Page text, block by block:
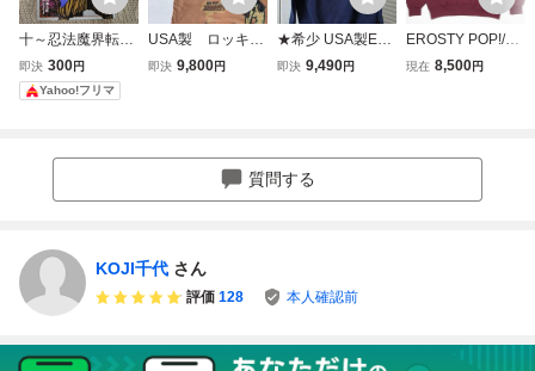
十～忍法魔界転生
～ ＶＯＬ．７
（ヤンマガＫＣ
２６５２） せがわ
即決 300円
Yahoo!フリマ
USA製 ロッキン
ジェリービーン
即決 9,800円
★希少 USA製ER
OSTY POP! Rocki
ー 古着ユーズド
男性メンズL青90s
即決 9,490円
EROSTY POP!/Ro
ckin' Jelly Bean(エ
現在 8,500円
質問する
KOJI千代 さん
評価 128 本人確認前